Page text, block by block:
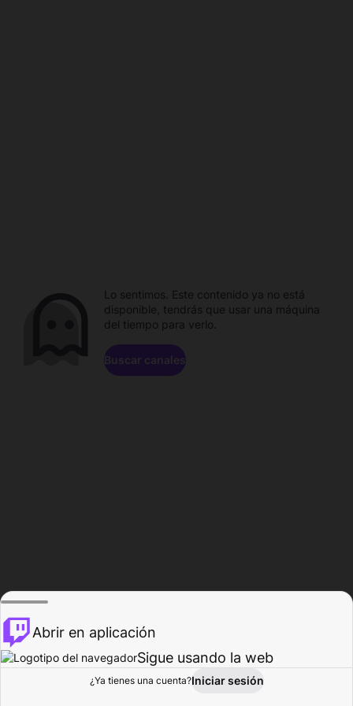
Explorar Actividad
Lo sentimos. Este contenido ya no está
disponible, tendrás que usar una máquina
del tiempo para verlo.
Buscar canales
Abrir en aplicación
Sigue usando la web
¿Ya tienes una cuenta?Iniciar sesión